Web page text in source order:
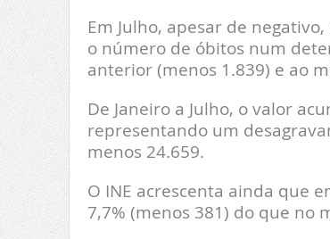
Em Julho, apesar de
o número de óbitos num
anterior (menos 1.839) e ao
De Janeiro a Julho, o valor
representando um
menos 24.659.
O INE acrescenta ainda que
7,7% (menos 381) do que no